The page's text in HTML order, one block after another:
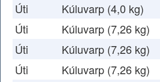
Úti
Kúluvarp (4,0 kg)
Úti
Kúluvarp (7,26 kg)
Úti
Kúluvarp (7,26 kg)
Úti
Kúluvarp (7,26 kg)